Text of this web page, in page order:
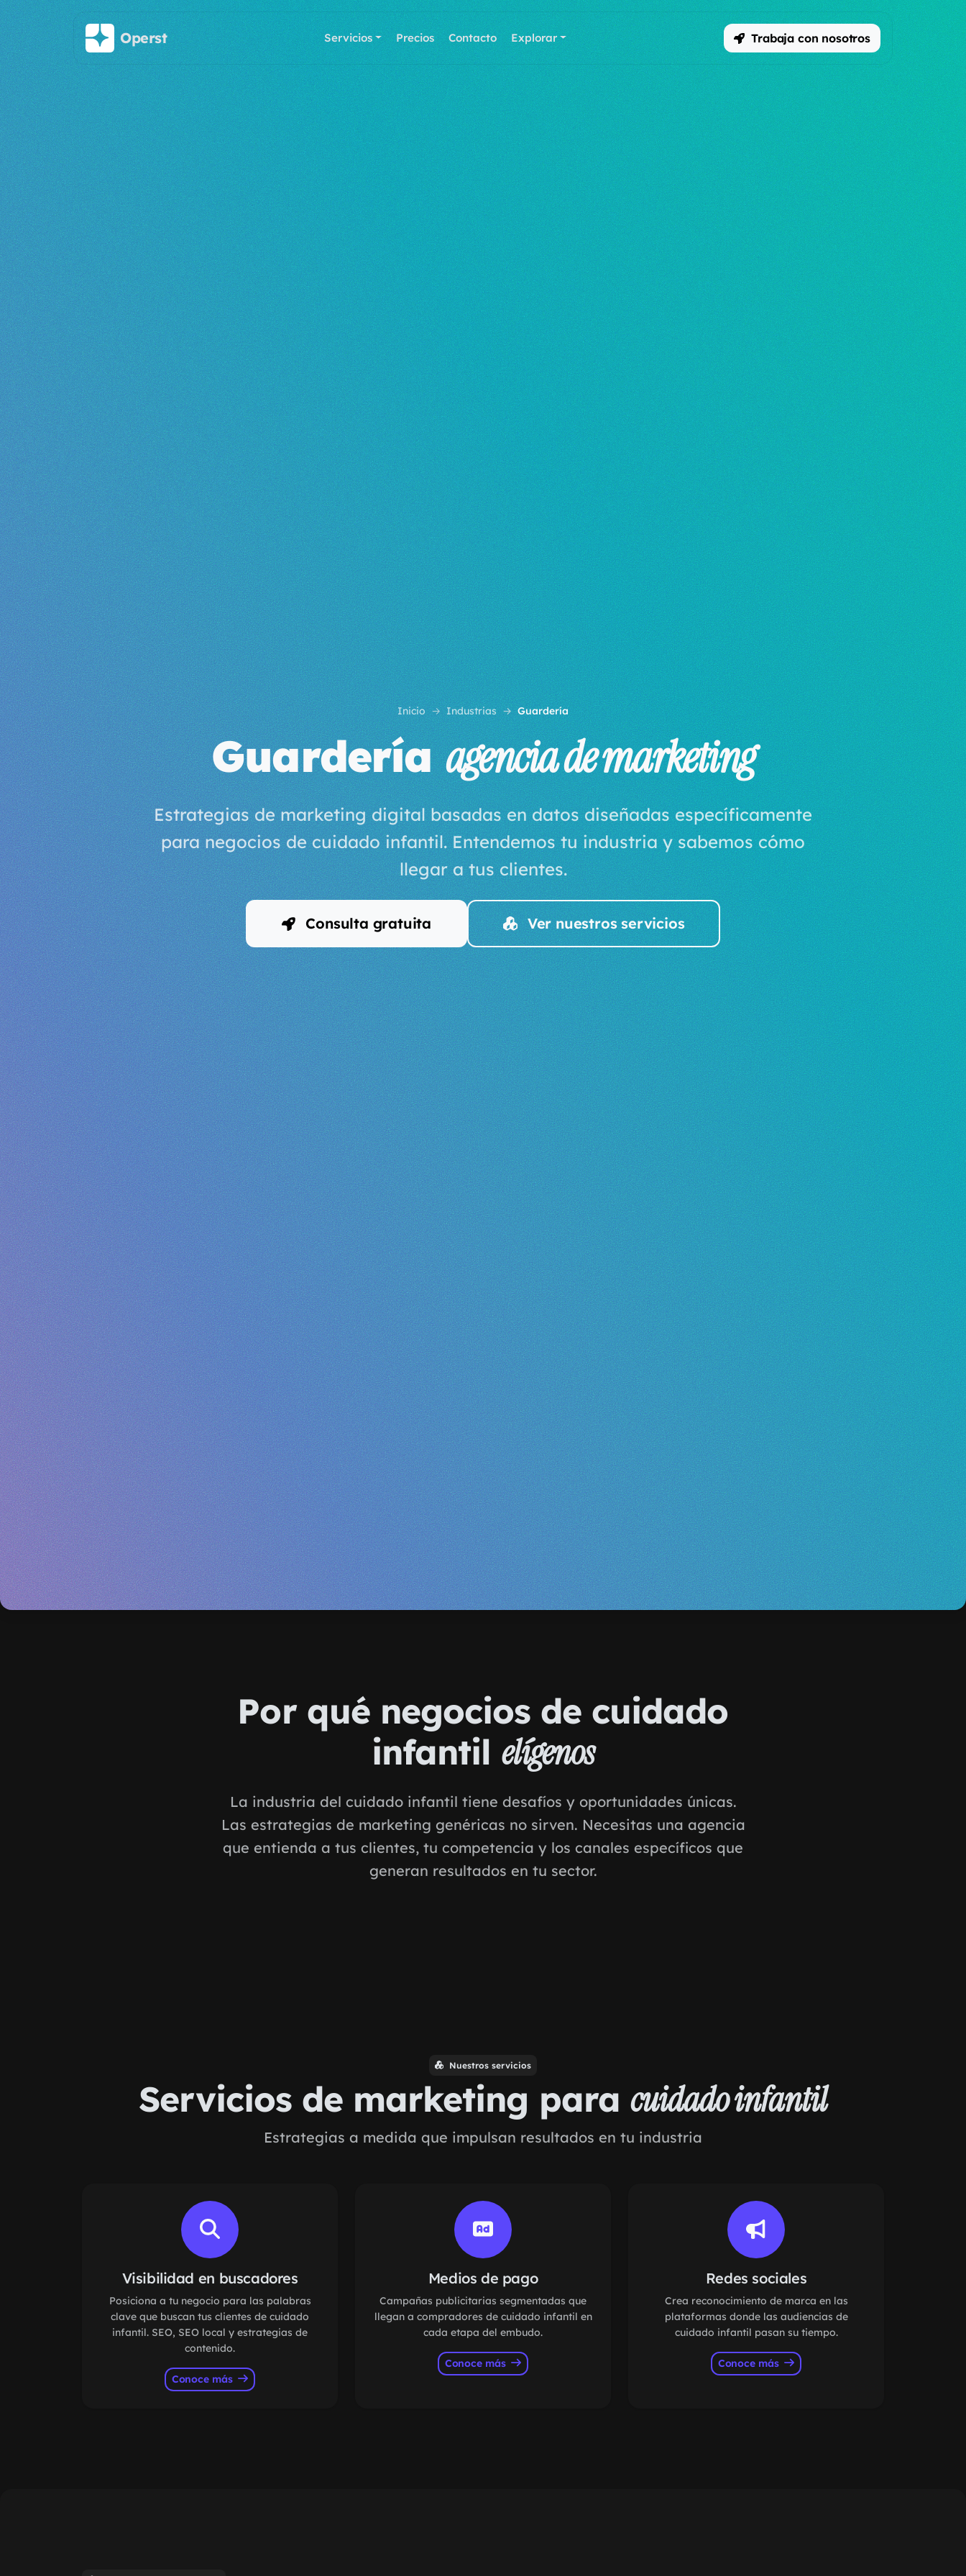
Saltar al contenido principal
Operst Servicios Precios Contacto Explorar Trabaja con nosotros
Inicio Industrias Guardería
Guarderíaagencia de marketing
Estrategias de marketing digital basadas en datos diseñadas específicamente
para negocios de cuidado infantil. Entendemos tu industria y sabemos cómo
llegar a tus clientes.
Consulta gratuita Ver nuestros servicios
Por qué negocios de cuidado
infantil elígenos
La industria del cuidado infantil tiene desafíos y oportunidades únicas.
Las estrategias de marketing genéricas no sirven. Necesitas una agencia
que entienda a tus clientes, tu competencia y los canales específicos que
generan resultados en tu sector.
Nuestros servicios
Servicios de marketing para cuidado infantil
Estrategias a medida que impulsan resultados en tu industria
Visibilidad en buscadores
Posiciona a tu negocio para las palabras
clave que buscan tus clientes de cuidado
infantil. SEO, SEO local y estrategias de
contenido.
Conoce más
Medios de pago
Campañas publicitarias segmentadas que
llegan a compradores de cuidado infantil en
cada etapa del embudo.
Conoce más
Redes sociales
Crea reconocimiento de marca en las
plataformas donde las audiencias de
cuidado infantil pasan su tiempo.
Conoce más